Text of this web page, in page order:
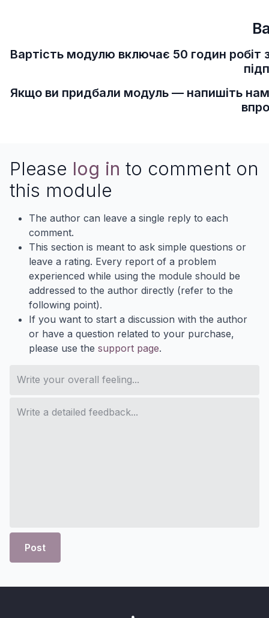
Вартість модулю включає 50 годин
Якщо ви придбали модуль — напишіть
Please log in to comment on
this module
The author can leave a single reply to each
comment.
This section is meant to ask simple questions or
leave a rating. Every report of a problem
experienced while using the module should be
addressed to the author directly (refer to the
following point).
If you want to start a discussion with the author
or have a question related to your purchase,
please use the support page.
Post